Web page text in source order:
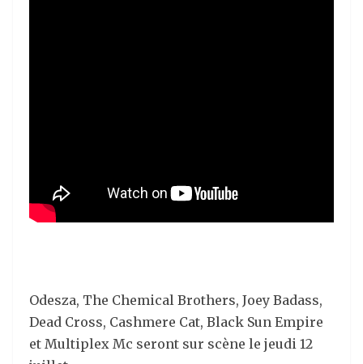
Odesza, The Chemical Brothers, Joey Badass,
Dead Cross, Cashmere Cat, Black Sun Empire
et Multiplex Mc seront sur scène le jeudi 12